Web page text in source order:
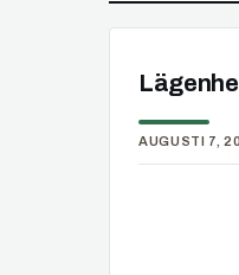
AUGUSTI 7,